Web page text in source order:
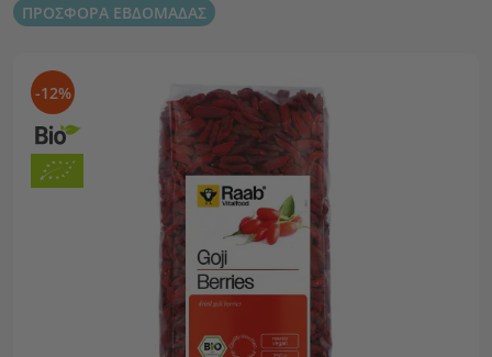
ΠΡΟΣΦΟΡΑ ΕΒΔΟΜΑΔΑΣ
-12%